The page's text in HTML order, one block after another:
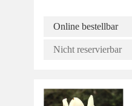
Online bestellbar
Nicht reservierbar